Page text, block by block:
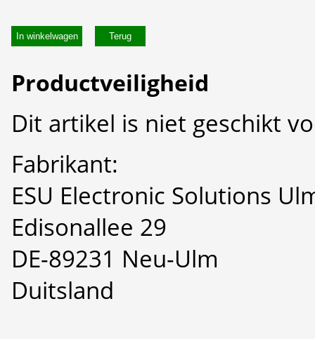
In winkelwagen
Productveiligheid
Dit artikel is niet geschikt
Fabrikant:
ESU Electronic Solutions
Edisonallee 29
DE-89231 Neu-Ulm
Duitsland